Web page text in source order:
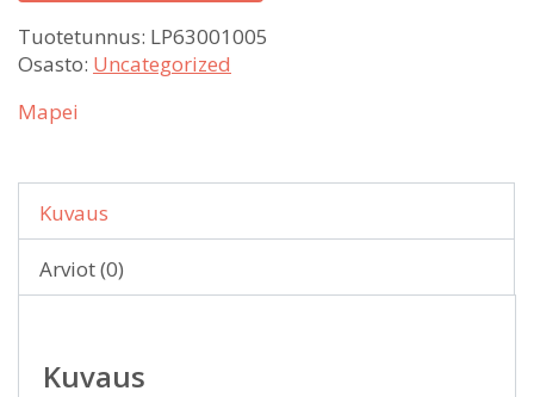
Tuotetunnus: LP63001005
Osasto: Uncategorized
Mapei
Kuvaus
Arviot (0)
Kuvaus